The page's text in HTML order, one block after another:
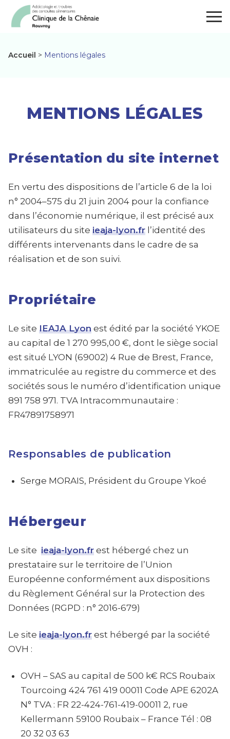
Accueil > Mentions légales
MENTIONS LÉGALES
Présentation du site internet
En vertu des dispositions de l’article 6 de la loi
n° 2004–575 du 21 juin 2004 pour la confiance
dans l’économie numérique, il est précisé aux
utilisateurs du site ieaja-lyon.fr l’identité des
différents intervenants dans le cadre de sa
réalisation et de son suivi.
Propriétaire
Le site IEAJA Lyon est édité par la société YKOE
au capital de 1 270 995,00 €, dont le siège social
est situé LYON (69002) 4 Rue de Brest, France,
immatriculée au registre du commerce et des
sociétés sous le numéro d’identification unique
891 758 971. TVA Intracommunautaire :
FR47891758971
Responsables de publication
Serge MORAIS, Président du Groupe Ykoé
Hébergeur
Le site ieaja-lyon.fr est hébergé chez un
prestataire sur le territoire de l’Union
Européenne conformément aux dispositions
du Règlement Général sur la Protection des
Données (RGPD : n° 2016-679)
Le site ieaja-lyon.fr est hébergé par la société
OVH :
OVH – SAS au capital de 500 k€ RCS Roubaix
Tourcoing 424 761 419 00011 Code APE 6202A
N° TVA : FR 22-424-761-419-00011 2, rue
Kellermann 59100 Roubaix – France Tél : 08
20 32 03 63
Panneau de gestion des cookies